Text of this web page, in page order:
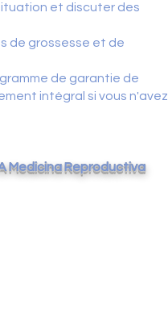
et discuter des
de grossesse et de
de garantie de
intégral si vous n'avez
Medicina Reproductiva